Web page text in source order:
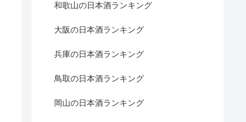
和歌山の日本酒ランキング
大阪の日本酒ランキング
兵庫の日本酒ランキング
鳥取の日本酒ランキング
岡山の日本酒ランキング